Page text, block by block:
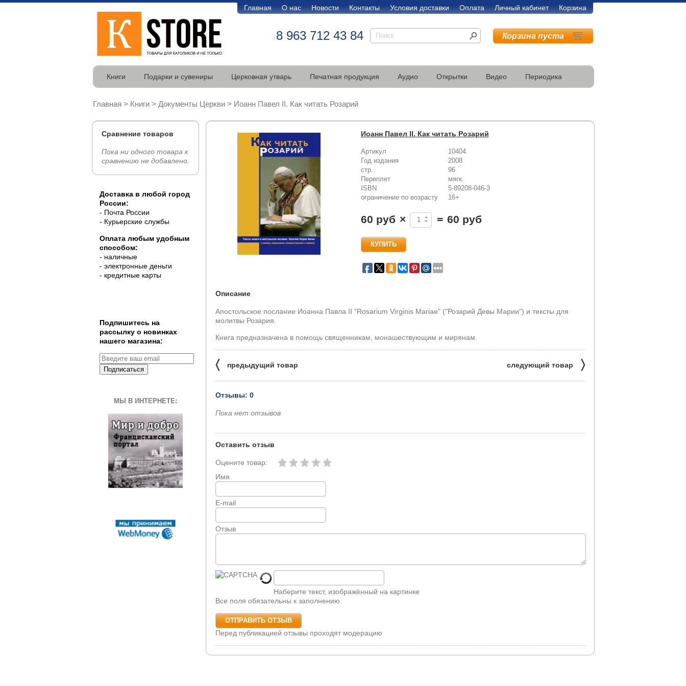
Главная О нас Новости Контакты Условия доставки Оплата Личный кабинет Корзина
8 963 712 43 84 Корзина пуста
Книги Подарки и сувениры Церковная утварь Печатная продукция Аудио Открытки Видео Периодика
Главная > Книги > Документы Церкви > Иоанн Павел II. Как читать Розарий
Иоанн Павел II. Как читать Розарий
Артикул
10404
Год издания
2008
стр.
96
Переплет
мягк.
ISBN
5-89208-046-3
ограничение по возрасту
16+
60 руб × = 60 руб
Описание
Апостольское послание Иоанна Павла II "Rosarium Virginis Mariae" ("Розарий Девы Марии") и тексты для
молитвы Розария.
Книга предназначена в помощь священникам, монашествующим и мирянам.
〈 предыдущий товар следующий товар 〉
Отзывы: 0
Пока нет отзывов
Оставить отзыв
Оцените товар:
Имя
E-mail
Отзыв
Наберите текст, изображённый на картинке
Все поля обязательны к заполнению
Перед публикацией отзывы проходят модерацию
Сравнение товаров
Пока ни одного товара к
сравнению не добавлено.
Доставка в любой город
России:
- Почта России
- Курьерские службы
Оплата любым удобным
способом:
- наличные
- электронные деньги
- кредитные карты
Подпишитесь на
рассылку о новинках
нашего магазина:
Подписаться
МЫ В ИНТЕРНЕТЕ: